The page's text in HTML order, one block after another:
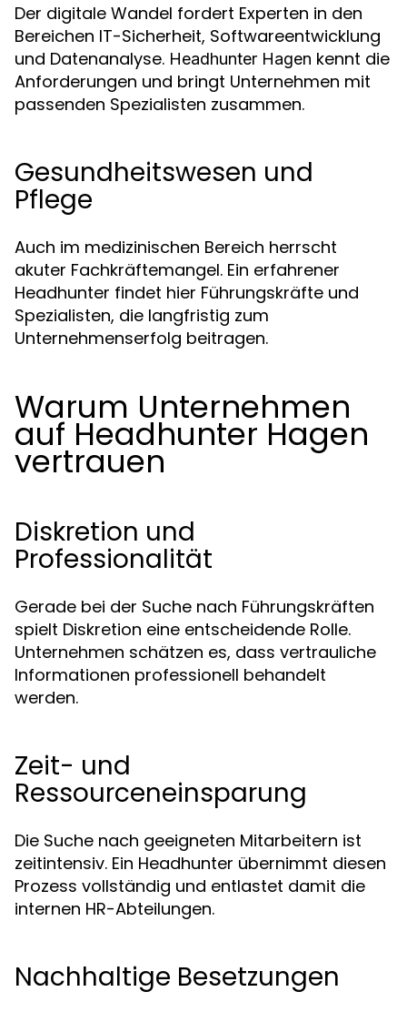
Der digitale Wandel fordert Experten in den
Bereichen IT-Sicherheit, Softwareentwicklung
und Datenanalyse. Headhunter Hagen kennt die
Anforderungen und bringt Unternehmen mit
passenden Spezialisten zusammen.
Gesundheitswesen und
Pflege
Auch im medizinischen Bereich herrscht
akuter Fachkräftemangel. Ein erfahrener
Headhunter findet hier Führungskräfte und
Spezialisten, die langfristig zum
Unternehmenserfolg beitragen.
Warum Unternehmen
auf Headhunter Hagen
vertrauen
Diskretion und
Professionalität
Gerade bei der Suche nach Führungskräften
spielt Diskretion eine entscheidende Rolle.
Unternehmen schätzen es, dass vertrauliche
Informationen professionell behandelt
werden.
Zeit- und
Ressourceneinsparung
Die Suche nach geeigneten Mitarbeitern ist
zeitintensiv. Ein Headhunter übernimmt diesen
Prozess vollständig und entlastet damit die
internen HR-Abteilungen.
Nachhaltige Besetzungen